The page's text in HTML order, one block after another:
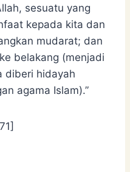
sesuatu yang
kepada kita dan
mudarat; dan
belakang (menjadi
diberi hidayah
agama Islam).”